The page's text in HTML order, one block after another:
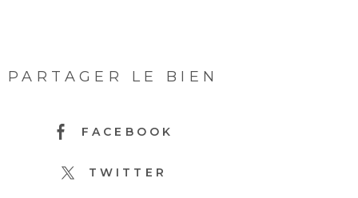
PARTAGER LE BIEN
FACEBOOK
TWITTER